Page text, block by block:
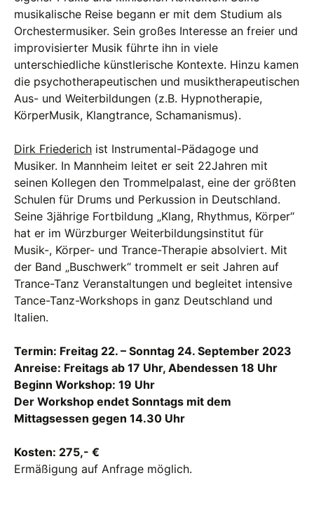
musikalische Reise begann er mit dem Studium als
Orchestermusiker. Sein großes Interesse an freier und
improvisierter Musik führte ihn in viele
unterschiedliche künstlerische Kontexte. Hinzu kamen
die psychotherapeutischen und musiktherapeutischen
Aus- und Weiterbildungen (z.B. Hypnotherapie,
KörperMusik, Klangtrance, Schamanismus).
Dirk Friederich ist Instrumental-Pädagoge und
Musiker. In Mannheim leitet er seit 22Jahren mit
seinen Kollegen den Trommelpalast, eine der größten
Schulen für Drums und Perkussion in Deutschland.
Seine 3jährige Fortbildung „Klang, Rhythmus, Körper“
hat er im Würzburger Weiterbildungsinstitut für
Musik-, Körper- und Trance-Therapie absolviert. Mit
der Band „Buschwerk“ trommelt er seit Jahren auf
Trance-Tanz Veranstaltungen und begleitet intensive
Tance-Tanz-Workshops in ganz Deutschland und
Italien.
Termin: Freitag 22. – Sonntag 24. September 2023
Anreise: Freitags ab 17 Uhr, Abendessen 18 Uhr
Beginn Workshop: 19 Uhr
Der Workshop endet Sonntags mit dem
Mittagsessen gegen 14.30 Uhr
Kosten: 275,- €
Ermäßigung auf Anfrage möglich.